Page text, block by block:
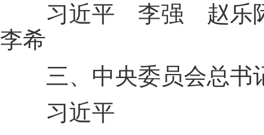
习近平 李强 赵乐
李希
三、中央委员会总书
习近平